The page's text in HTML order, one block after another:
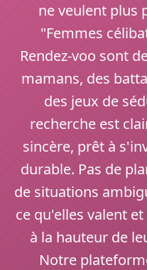
ne veulent plus
"Femmes
Rendez-voo sont
mamans, des
des jeux de
recherche est
sincère, prêt à
durable. Pas de
de situations
ce qu'elles valent
à la hauteur de
Notre